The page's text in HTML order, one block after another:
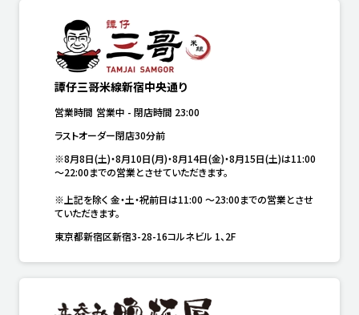
譚仔三哥米線新宿中央通り
営業時間 営業中 - 閉店時間 23:00
ラストオーダー閉店30分前
※8月8日(土)・8月10日(月)・8月14日(金)・8月15日(土)は11:00
～22:00までの営業とさせていただきます。
※上記を除く 金・土・祝前日は11:00 ～23:00までの営業とさせ
ていただきます。
東京都新宿区新宿3-28-16コルネビル 1、2F